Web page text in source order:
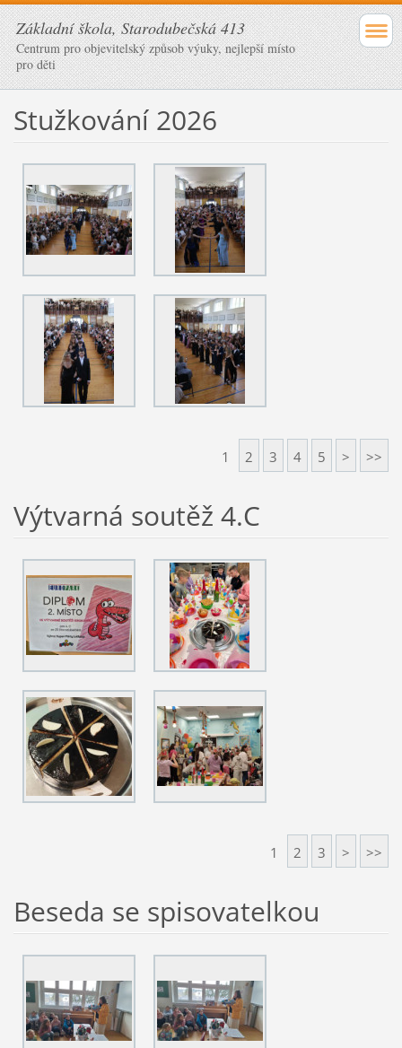
Základní škola, Starodubečská 413
Centrum pro objevitelský způsob výuky, nejlepší místo
pro děti
Stužkování 2026
1 2 3 4 5 > >>
Výtvarná soutěž 4.C
1 2 3 > >>
Beseda se spisovatelkou